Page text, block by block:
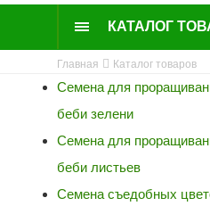
КАТАЛОГ
Главная Каталог товаров
Семена для
беби зелени
Семена для
беби листьев
Семена съедобных